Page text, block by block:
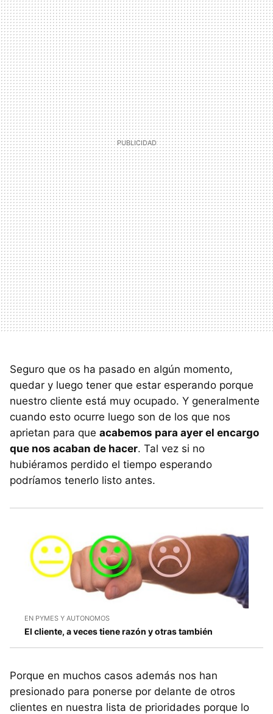
Seguro que os ha pasado en algún momento,
quedar y luego tener que estar esperando porque
nuestro cliente está muy ocupado. Y generalmente
cuando esto ocurre luego son de los que nos
aprietan para que acabemos para ayer el encargo
que nos acaban de hacer. Tal vez si no
hubiéramos perdido el tiempo esperando
podríamos tenerlo listo antes.
EN PYMES Y AUTONOMOS
El cliente, a veces tiene razón y otras también
Porque en muchos casos además nos han
presionado para ponerse por delante de otros
clientes en nuestra lista de prioridades porque lo